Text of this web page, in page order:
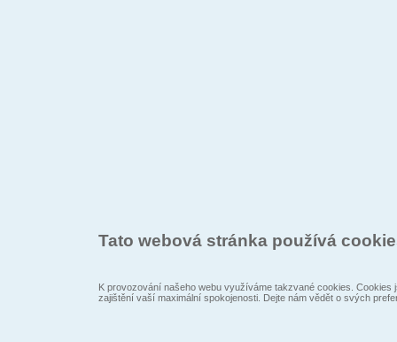
Tato webová stránka používá
K provozování našeho webu využíváme takzvané cookies.
zajištění vaší maximální spokojenosti. Dejte nám vědět o svých